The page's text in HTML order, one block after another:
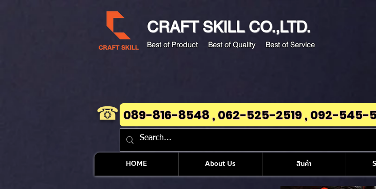
CRAFT SKILL CO.,LTD.
Best of Product Best of Quality Best of Service
☎ 089-816-8548 , 062-525-2519 , 092-545-
HOME About Us สินค้า